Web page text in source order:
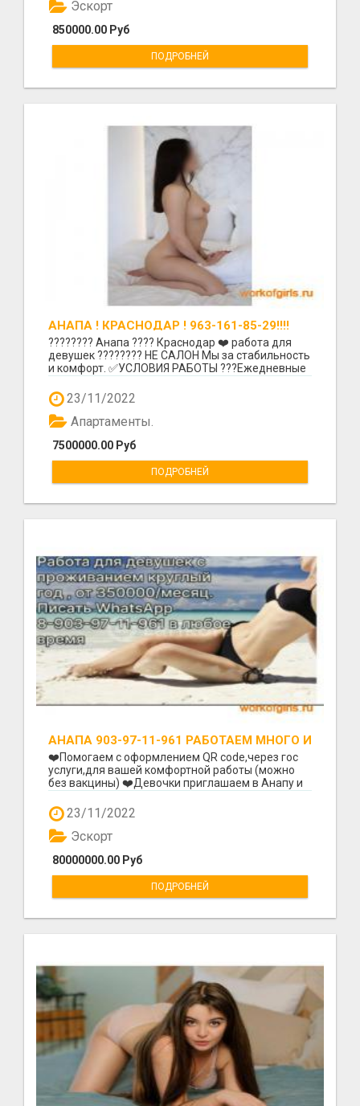
850000.00 Руб
Эскорт
ПОДРОБНЕЙ
АНАПА ! КРАСНОДАР ! 963-161-85-29!!!!
???????? Анапа ???? Краснодар ❤️ работа для
девушек ???????? НЕ САЛОН Мы за стабильность
и комфорт. ✅УСЛОВИЯ РАБОТЫ ???Ежедневные
23/11/2022
7500000.00 Руб
Апартаменты.
ПОДРОБНЕЙ
АНАПА 903-97-11-961 РАБОТАЕМ МНОГО И
НА ПОТОК !!!!
❤️Помогаем с оформлением QR code,через гос
услуги,для вашей комфортной работы (можно
без вакцины) ❤️Девочки приглашаем в Анапу и
23/11/2022
80000000.00 Руб
Эскорт
ПОДРОБНЕЙ